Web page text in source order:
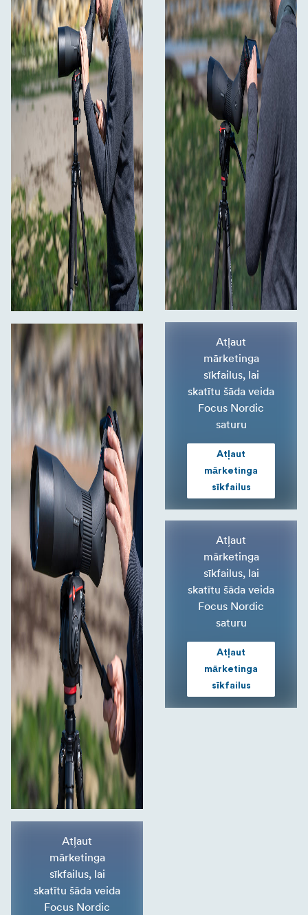
Atļaut
mārketinga
sīkfailus, lai
skatītu šāda veida
Focus Nordic
Atļaut
mārketinga
sīkfailus, lai
skatītu šāda veida
Focus Nordic
saturu
Atļaut
mārketinga
sīkfailus
Atļaut
mārketinga
sīkfailus, lai
skatītu šāda veida
Focus Nordic
saturu
Atļaut
mārketinga
sīkfailus